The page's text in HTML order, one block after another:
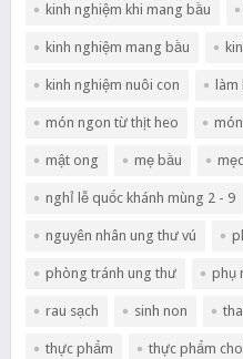
kinh nghiệm khi mang bầu
kinh nghiệm mang bầu
kinh nghiệm nuôi con
món ngon từ thịt heo
mật ong mẹ bầu
nghỉ lễ quốc khánh mùng 2 - 9
nguyên nhân ung thư vú
phòng tránh ung thư phụ
rau sạch sinh non
thực phẩm thực phẩm